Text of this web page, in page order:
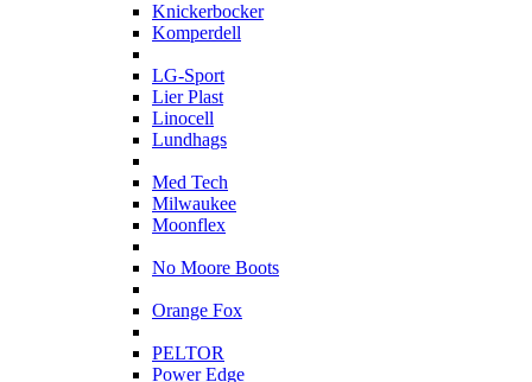
Knickerbocker
Komperdell
LG-Sport
Lier Plast
Linocell
Lundhags
Med Tech
Milwaukee
Moonflex
No Moore Boots
Orange Fox
PELTOR
Power Edge